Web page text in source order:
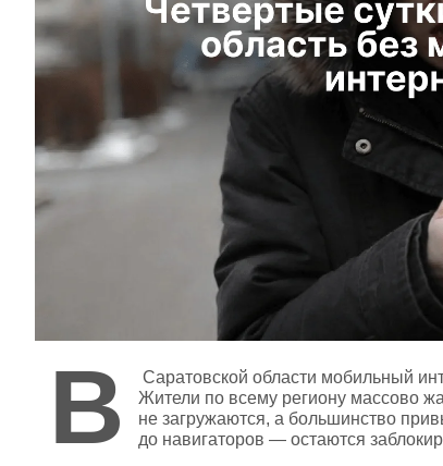
В
Саратовской области мобильный
Жители по всему региону массово
не загружаются, а большинство
до навигаторов — остаются